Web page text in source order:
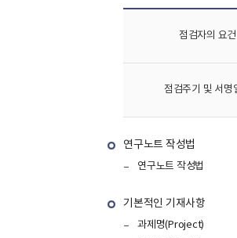
점검자의 요건
점검주기 및 서명
연구노트 작성법
연구노트 작성법
기본적인 기재사항
과제명(Project)